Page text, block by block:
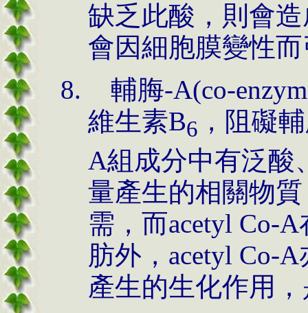
缺乏此酸，則會
會因細胞膜變性
輔脢-A(co-
維生素B6 ，阻礙
A組成分中有泛酸
量產生的相關物
需，而acetyl Co-
肪外，acetyl Co-
產生的生化作用